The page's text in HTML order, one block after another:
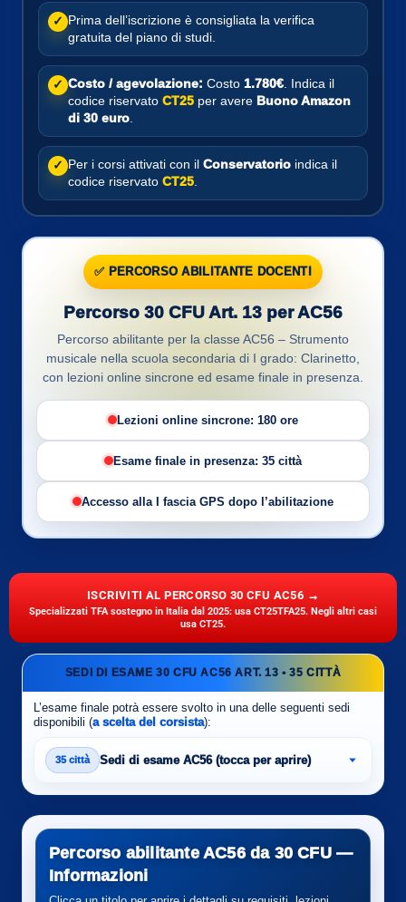
✓ Prima dell’iscrizione è consigliata la verifica
gratuita del piano di studi.
✓ Costo / agevolazione: Costo 1.780€ . Indica il
codice riservato CT25 per avere Buono Amazon
di 30 euro
✓ Per i corsi attivati con il Conservatorio indica il
codice riservato CT25
✅ PERCORSO ABILITANTE DOCENTI
Percorso 30 CFU Art. 13 per AC56
Percorso abilitante per la classe AC56 – Strumento
musicale nella scuola secondaria di I grado: Clarinetto,
con lezioni online sincrone ed esame finale in presenza.
Lezioni online sincrone: 180 ore
Esame finale in presenza: 35 città
Accesso alla I fascia GPS dopo l’abilitazione
ISCRIVITI AL PERCORSO 30 CFU AC56 →
Specializzati TFA sostegno in Italia dal 2025: usa CT25TFA25. Negli altri casi
usa CT25.
SEDI DI ESAME 30 CFU AC56 ART. 13 • 35 CITTÀ
L’esame finale potrà essere svolto in una delle seguenti sedi
disponibili (a scelta del corsista):
35 città Sedi di esame AC56 (tocca per aprire)
Percorso abilitante AC56 da 30 CFU —
Informazioni